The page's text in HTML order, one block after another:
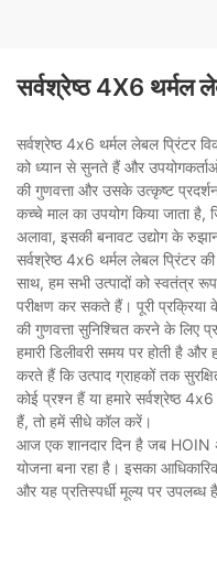
सर्वश्रेष्ठ 4X6 थर्मल
सर्वश्रेष्ठ 4x6 थर्मल लेबल प्रिंटर
को ध्यान से सुनते हैं और
की गुणवत्ता और उसके उत्कृष्ट
कच्चे माल का उपयोग किया जाता
अलावा, इसकी बनावट उद्योग के
सर्वश्रेष्ठ 4x6 थर्मल लेबल प्रिंटर
साथ, हम सभी उत्पादों को स्वतंत्र
परीक्षण कर सकते हैं। पूरी प्रक्रिया
की गुणवत्ता सुनिश्चित करने के लिए
हमारी डिलीवरी समय पर होती है
करते हैं कि उत्पाद ग्राहकों तक
कोई प्रश्न हैं या हमारे सर्वश्रेष्ठ
हैं, तो हमें सीधे कॉल करें।
आज एक शानदार दिन है जब HOIN
योजना बना रहा है। इसका
और यह प्रतिस्पर्धी मूल्य पर उपलब्ध